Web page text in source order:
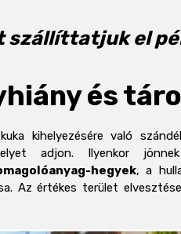
szállíttatjuk el
és
kihelyezésére való
adjon. Ilyenkor
hegyek, a
Az értékes terület